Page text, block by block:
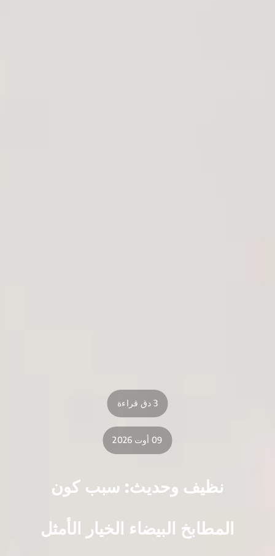
3 دق قراءة
09 أوت 2026
نظيف وحديث: سبب كون
المطابخ البيضاء الخيار الأمثل